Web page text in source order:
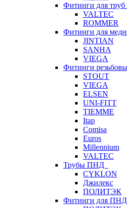
Фитинги для труб
VALTEC
ROMMER
Фитинги для
JINTIAN
SANHA
VIEGA
Фитинги
STOUT
VIEGA
ELSEN
UNI-FITT
TIEMME
Itap
Comisa
Euros
Millennium
VALTEC
Трубы ПНД
CYKLON
Джилекс
ПОЛИТЭК
Фитинги для ПНД